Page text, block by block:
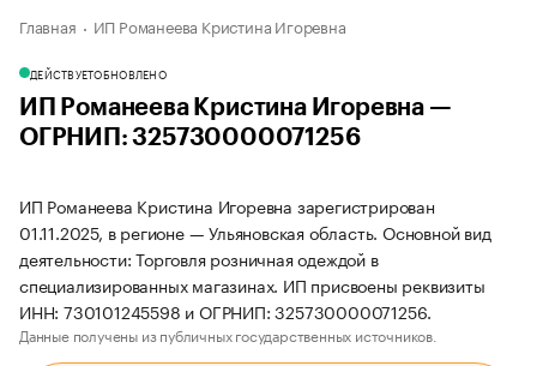
Главная ИП Романеева Кристина Игоревна
ДЕЙСТВУЕТОБНОВЛЕНО
ИП Романеева Кристина Игоревна —
ОГРНИП: 325730000071256
ИП Романеева Кристина Игоревна зарегистрирован
01.11.2025, в регионе — Ульяновская область. Основной вид
деятельности: Торговля розничная одеждой в
специализированных магазинах. ИП присвоены реквизиты
ИНН: 730101245598 и ОГРНИП: 325730000071256.
Данные получены из публичных государственных источников.